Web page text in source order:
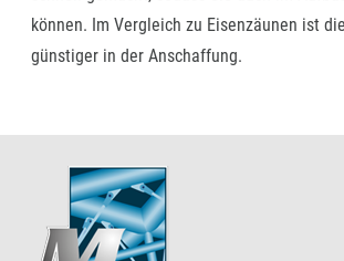
können. Im Vergleich zu Eisenzäunen ist
günstiger in der Anschaffung.